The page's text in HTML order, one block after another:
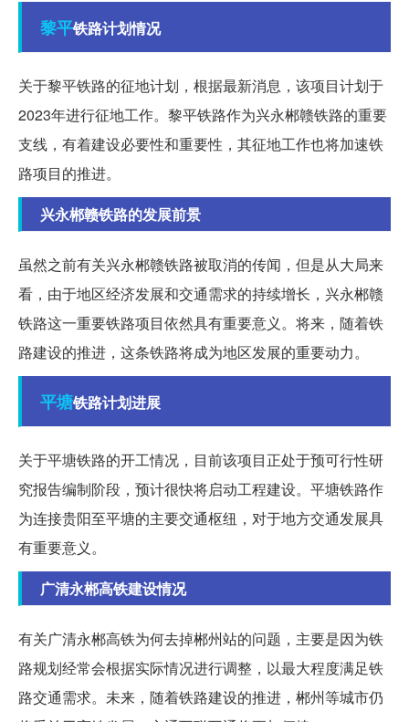
黎平铁路计划情况
关于黎平铁路的征地计划，根据最新消息，该项目计划于
2023年进行征地工作。黎平铁路作为兴永郴赣铁路的重要
支线，有着建设必要性和重要性，其征地工作也将加速铁
路项目的推进。
兴永郴赣铁路的发展前景
虽然之前有关兴永郴赣铁路被取消的传闻，但是从大局来
看，由于地区经济发展和交通需求的持续增长，兴永郴赣
铁路这一重要铁路项目依然具有重要意义。将来，随着铁
路建设的推进，这条铁路将成为地区发展的重要动力。
平塘铁路计划进展
关于平塘铁路的开工情况，目前该项目正处于预可行性研
究报告编制阶段，预计很快将启动工程建设。平塘铁路作
为连接贵阳至平塘的主要交通枢纽，对于地方交通发展具
有重要意义。
广清永郴高铁建设情况
有关广清永郴高铁为何去掉郴州站的问题，主要是因为铁
路规划经常会根据实际情况进行调整，以最大程度满足铁
路交通需求。未来，随着铁路建设的推进，郴州等城市仍